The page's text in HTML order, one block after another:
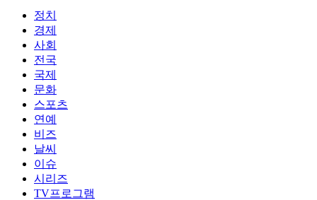
정치
경제
사회
전국
국제
문화
스포츠
연예
비즈
날씨
이슈
시리즈
TV프로그램